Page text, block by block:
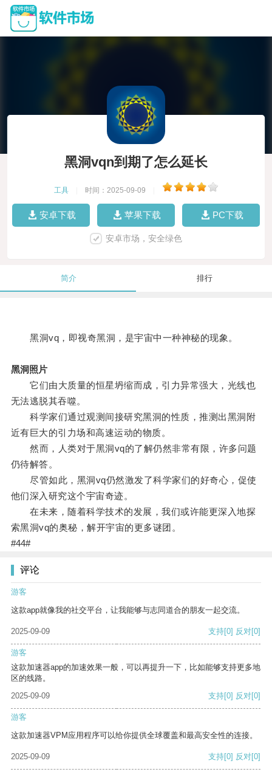
黑洞vqn到期了怎么延长
工具 时间：2025-09-09
安卓下载 苹果下载 PC下载
安卓市场，安全绿色
简介 排行
黑洞vq，即视奇黑洞，是宇宙中一种神秘的现象。
黑洞照片
它们由大质量的恒星坍缩而成，引力异常强大，光线也
无法逃脱其吞噬。
科学家们通过观测间接研究黑洞的性质，推测出黑洞附
近有巨大的引力场和高速运动的物质。
然而，人类对于黑洞vq的了解仍然非常有限，许多问题
仍待解答。
尽管如此，黑洞vq仍然激发了科学家们的好奇心，促使
他们深入研究这个宇宙奇迹。
在未来，随着科学技术的发展，我们或许能更深入地探
索黑洞vq的奥秘，解开宇宙的更多谜团。
#44#
评论
游客
这款app就像我的社交平台，让我能够与志同道合的朋友一起交流。
2025-09-09 支持[0] 反对[0]
游客
这款加速器app的加速效果一般，可以再提升一下，比如能够支持更多地
区的线路。
2025-09-09
支持[0] 反对[0]
游客
这款加速器VPM应用程序可以给你提供全球覆盖和最高安全性的连接。
2025-09-09 支持[0] 反对[0]